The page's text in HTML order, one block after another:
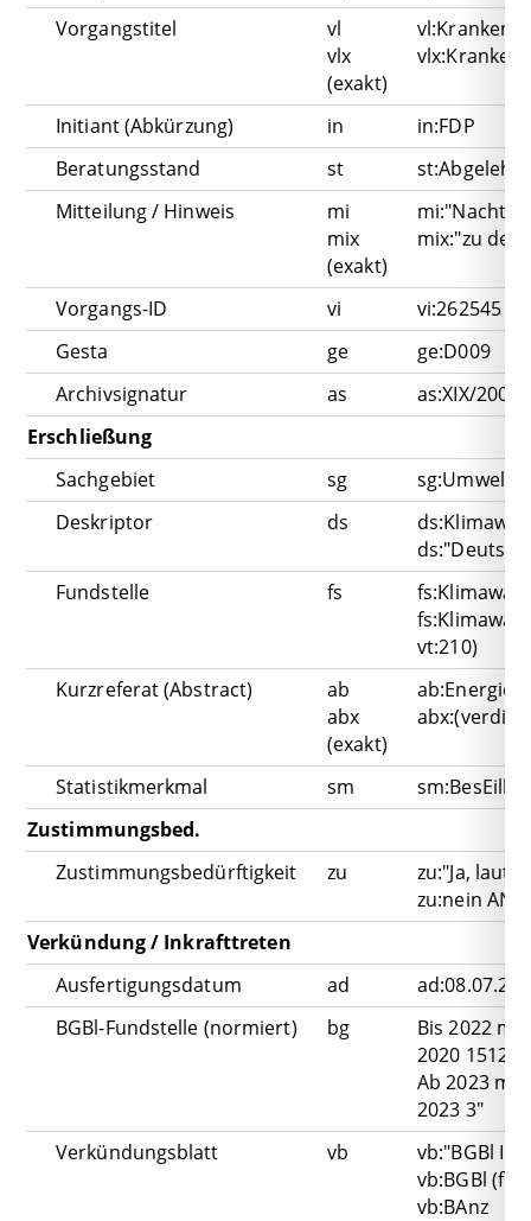
Vorgangstitel
vl
vlx
(exakt)
Initiant (Abkürzung) in
in:FDP
Beratungsstand
st
st:Abgelehnt
Mitteilung / Hinweis
mi
mix
(exakt)
mix:"zu den
Vorgangs-ID vi
vi:262545
Gesta
ge
ge:D009
Archivsignatur
as
as:XIX/200
Erschließung
Sachgebiet
sg
sg:Umwelt
Deskriptor
ds
Fundstelle
fs
vt:210)
Kurzreferat (Abstract)
ab
abx
(exakt)
abx:(verdi
Statistikmerkmal sm
Zustimmungsbed.
Zustimmungsbedürftigkeit
zu
zu:"Ja, laut
zu:nein
Verkündung / Inkrafttreten
Ausfertigungsdatum
ad
BGBl-Fundstelle (normiert)
bg
Bis 2022
2020 1512"
Ab 2023 mit
2023 3"
Verkündungsblatt
vb
vb:"BGBl I"
vb:BGBl
vb:BAnz